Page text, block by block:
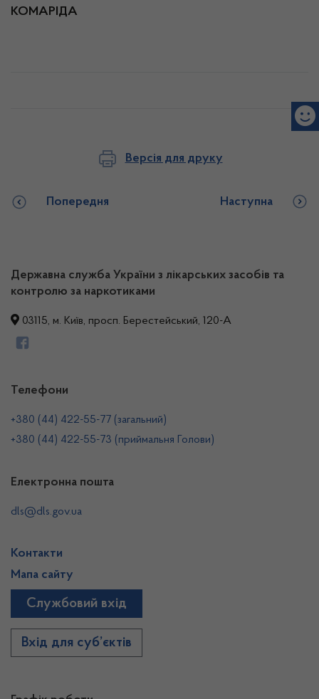
КОМАРІДА
Версія для друку
Попередня Наступна
Державна служба України з лікарських засобів та
контролю за наркотиками
03115, м. Київ, просп. Берестейський, 120-А
Телефони
+380 (44) 422-55-77 (загальний)
+380 (44) 422-55-73 (приймальня Голови)
Електронна пошта
dls@dls.gov.ua
Контакти
Мапа сайту
Службовий вхід
Вхід для суб’єктів